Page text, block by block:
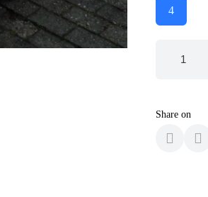
4
Share on